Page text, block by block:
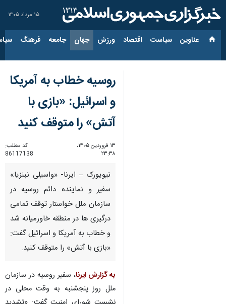
۱۵ مرداد ۱۴۰۵
عناوین‌ سیاست اقتصاد ورزش جهان جامعه فرهنگ
روسیه خطاب به آمریکا
و اسرائیل: «بازی با
آتش» را متوقف کنید
۱۳ فروردین ۱۴۰۵،
۲۳:۳۸
کد مطلب:
86117138
نیویورک – ایرنا- «واسیلی نبنزیا»
سفیر و نماینده دائم روسیه در
سازمان ملل خواستار توقف تمامی
درگیری ها در منطقه خاورمیانه شد
و خطاب به آمریکا و اسرائیل گفت:
«بازی با آتش» را متوقف کنید.
به گزارش ایرنا، سفیر روسیه در سازمان
ملل روز پنجشنبه به وقت محلی در